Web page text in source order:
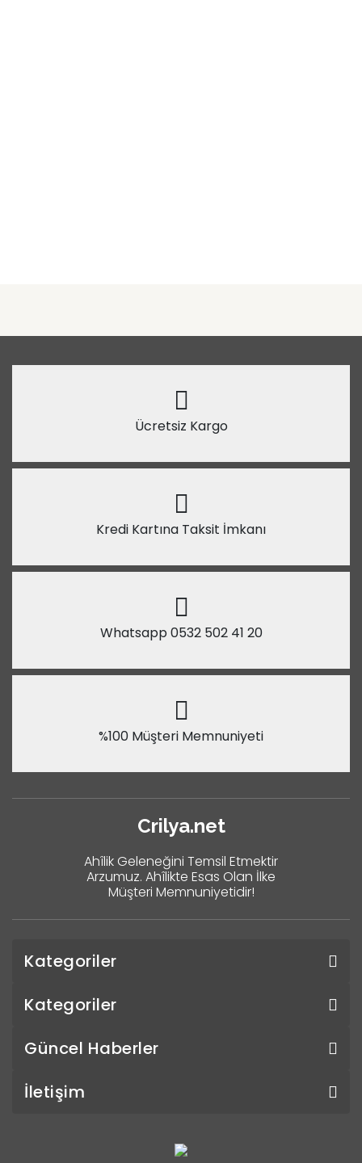
Ücretsiz Kargo
Kredi Kartına Taksit İmkanı
Whatsapp 0532 502 41 20
%100 Müşteri Memnuniyeti
Crilya.net
Ahîlik Geleneğini Temsil Etmektir
Arzumuz. Ahîlikte Esas Olan İlke
Müşteri Memnuniyetidir!
Kategoriler
Kategoriler
Güncel Haberler
İletişim